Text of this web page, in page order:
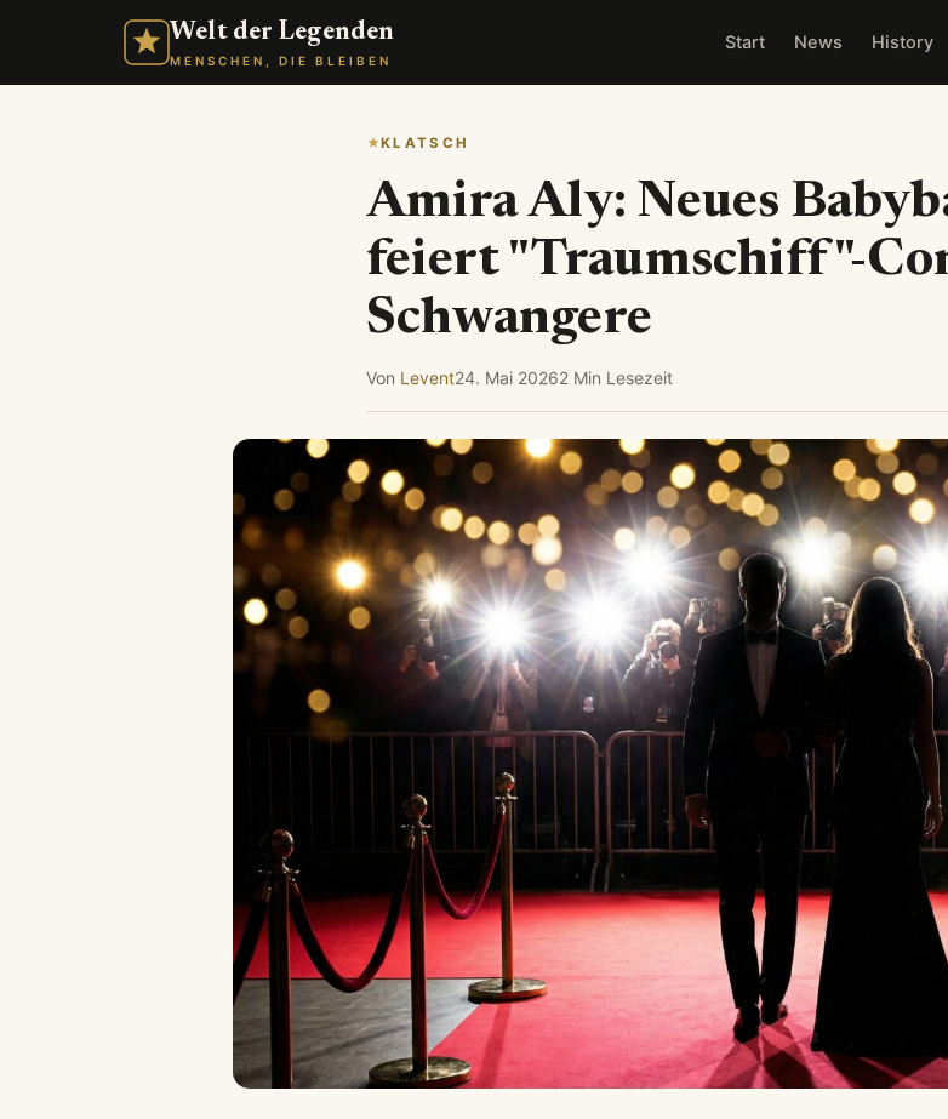
Welt der Legenden
MENSCHEN, DIE BLEIBEN
Start News History
KLATSCH
Amira Aly: Neues
feiert "Traumschiff"-
Schwangere
Von Levent24. Mai 20262 Min Lesezeit